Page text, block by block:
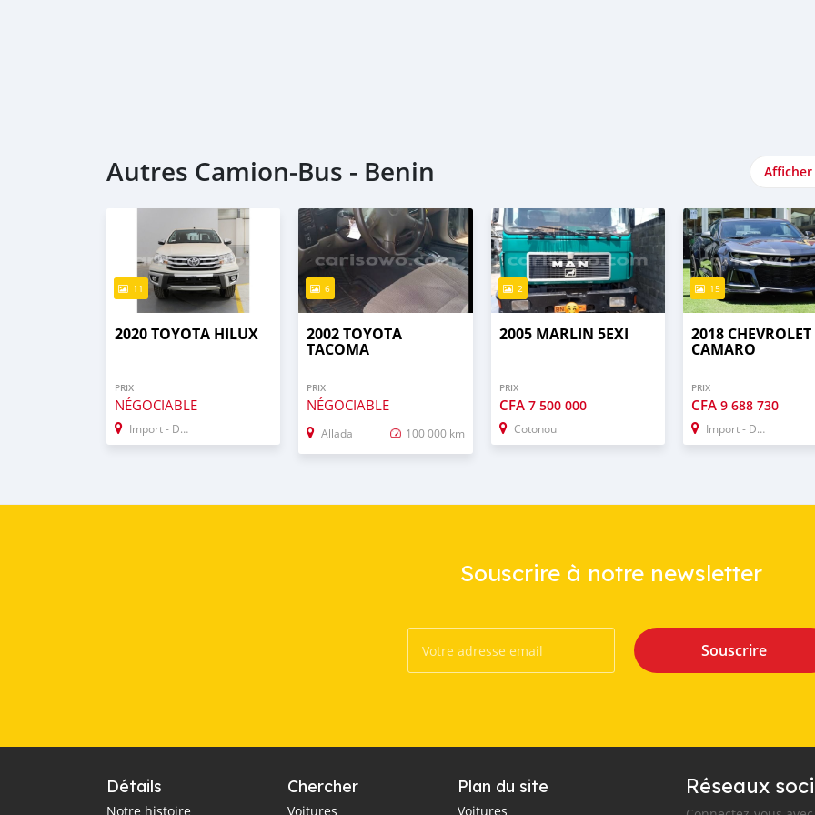
Autres Camion‒Bus - Benin
11
2020 TOYOTA HILUX
PRIX
NÉGOCIABLE
Import - Dubai
6
2002 TOYOTA
TACOMA
PRIX
NÉGOCIABLE
Allada 100 000 km
2
2005 MARLIN 5EXI
PRIX
CFA 7 500 000
Cotonou
15
2018 CHEVROLET
CAMARO
PRIX
CFA 9 688 730
Import - Dubai
Souscrire à notre newsletter
Souscrire
Détails
Notre histoire
Chercher
Voitures
Plan du site
Voitures
Réseaux